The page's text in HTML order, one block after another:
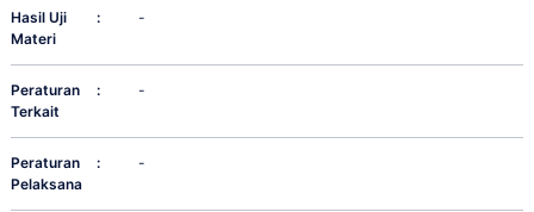
Hasil Uji
Materi
: -
Peraturan
Terkait
: -
Peraturan
Pelaksana
: -